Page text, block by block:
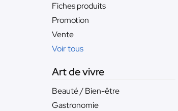
Fiches produits
Promotion
Vente
Voir tous
Art de vivre
Beauté / Bien-être
Gastronomie